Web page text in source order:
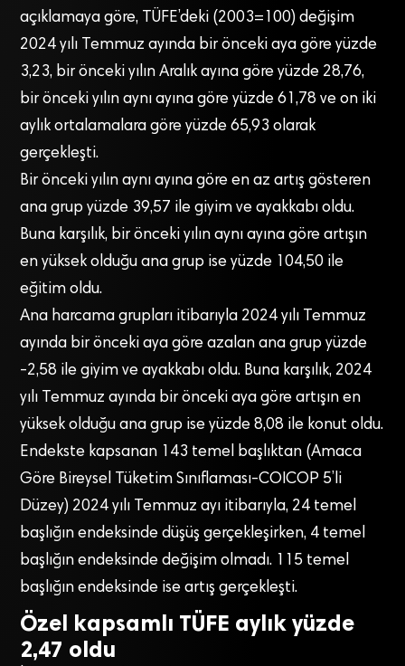
açıklamaya göre, TÜFE’deki (2003=100) değişim
2024 yılı Temmuz ayında bir önceki aya göre yüzde
3,23, bir önceki yılın Aralık ayına göre yüzde 28,76,
bir önceki yılın aynı ayına göre yüzde 61,78 ve on iki
aylık ortalamalara göre yüzde 65,93 olarak
gerçekleşti.
Bir önceki yılın aynı ayına göre en az artış gösteren
ana grup yüzde 39,57 ile giyim ve ayakkabı oldu.
Buna karşılık, bir önceki yılın aynı ayına göre artışın
en yüksek olduğu ana grup ise yüzde 104,50 ile
eğitim oldu.
Ana harcama grupları itibarıyla 2024 yılı Temmuz
ayında bir önceki aya göre azalan ana grup yüzde
-2,58 ile giyim ve ayakkabı oldu. Buna karşılık, 2024
yılı Temmuz ayında bir önceki aya göre artışın en
yüksek olduğu ana grup ise yüzde 8,08 ile konut oldu.
Endekste kapsanan 143 temel başlıktan (Amaca
Göre Bireysel Tüketim Sınıflaması-COICOP 5’li
Düzey) 2024 yılı Temmuz ayı itibarıyla, 24 temel
başlığın endeksinde düşüş gerçekleşirken, 4 temel
başlığın endeksinde değişim olmadı. 115 temel
başlığın endeksinde ise artış gerçekleşti.
Özel kapsamlı TÜFE aylık yüzde
2,47 oldu